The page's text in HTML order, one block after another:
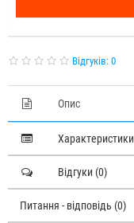
Відгуків: 0
Опис
Характеристики
Відгуки (0)
Питання - відповідь (0)